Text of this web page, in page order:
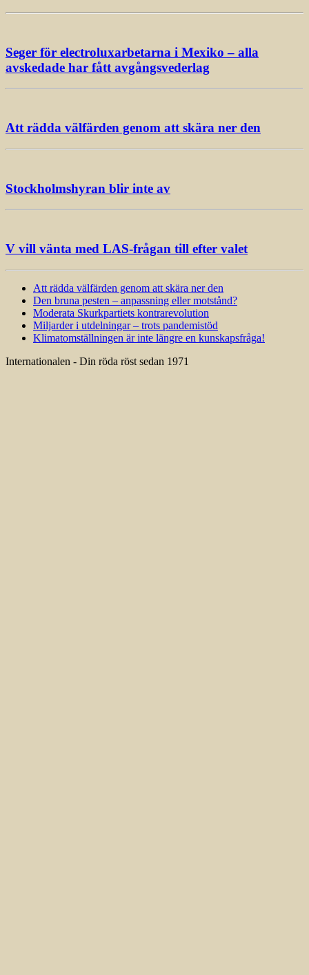
Seger för electroluxarbetarna i Mexiko – alla
avskedade har fått avgångsvederlag
Att rädda välfärden genom att skära ner den
Stockholmshyran blir inte av
V vill vänta med LAS-frågan till efter valet
Att rädda välfärden genom att skära ner den
Den bruna pesten – anpassning eller motstånd?
Moderata Skurkpartiets kontrarevolution
Miljarder i utdelningar – trots pandemistöd
Klimatomställningen är inte längre en kunskapsfråga!
Internationalen - Din röda röst sedan 1971